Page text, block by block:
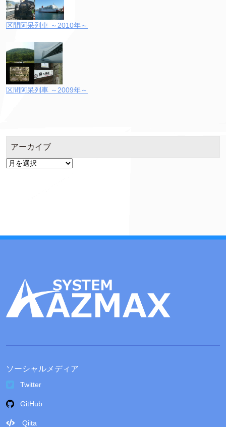
区間阿呆列車 ～2010年～
区間阿呆列車 ～2009年～
アーカイブ
ア
ソーシャルメディア
Twitter
GitHub
Qiita